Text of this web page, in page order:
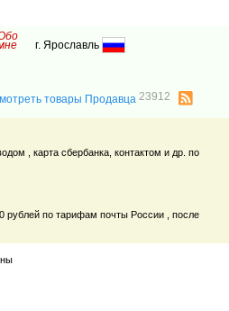
г. Ярославль
товары Продавца23912
, карта сбербанка, контактом и др. по
рублей по тарифам почты России , после